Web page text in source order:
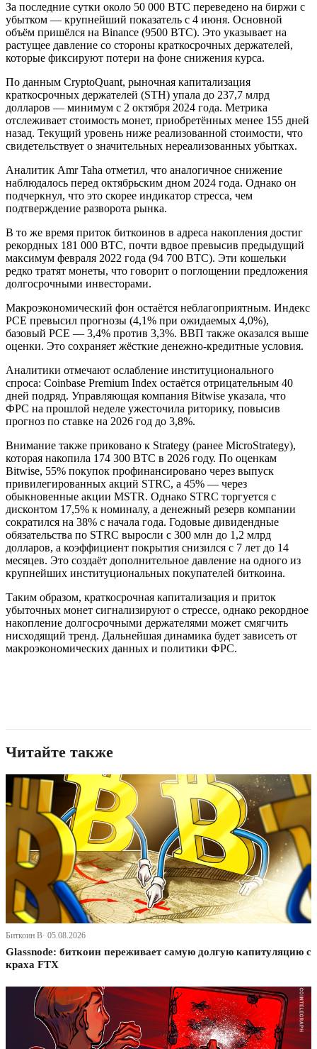
За последние сутки около 50 000 BTC переведено на биржи с
убытком — крупнейший показатель с 4 июня. Основной
объём пришёлся на Binance (9500 BTC). Это указывает на
растущее давление со стороны краткосрочных держателей,
которые фиксируют потери на фоне снижения курса.
По данным CryptoQuant, рыночная капитализация
краткосрочных держателей (STH) упала до 237,7 млрд
долларов — минимум с 2 октября 2024 года. Метрика
отслеживает стоимость монет, приобретённых менее 155 дней
назад. Текущий уровень ниже реализованной стоимости, что
свидетельствует о значительных нереализованных убытках.
Аналитик Amr Taha отметил, что аналогичное снижение
наблюдалось перед октябрьским дном 2024 года. Однако он
подчеркнул, что это скорее индикатор стресса, чем
подтверждение разворота рынка.
В то же время приток биткоинов в адреса накопления достиг
рекордных 181 000 BTC, почти вдвое превысив предыдущий
максимум февраля 2022 года (94 700 BTC). Эти кошельки
редко тратят монеты, что говорит о поглощении предложения
долгосрочными инвесторами.
Макроэкономический фон остаётся неблагоприятным. Индекс
PCE превысил прогнозы (4,1% при ожидаемых 4,0%),
базовый PCE — 3,4% против 3,3%. ВВП также оказался выше
оценки. Это сохраняет жёсткие денежно-кредитные условия.
Аналитики отмечают ослабление институционального
спроса: Coinbase Premium Index остаётся отрицательным 40
дней подряд. Управляющая компания Bitwise указала, что
ФРС на прошлой неделе ужесточила риторику, повысив
прогноз по ставке на 2026 год до 3,8%.
Внимание также приковано к Strategy (ранее MicroStrategy),
которая накопила 174 300 BTC в 2026 году. По оценкам
Bitwise, 55% покупок профинансировано через выпуск
привилегированных акций STRC, а 45% — через
обыкновенные акции MSTR. Однако STRC торгуется с
дисконтом 17,5% к номиналу, а денежный резерв компании
сократился на 38% с начала года. Годовые дивидендные
обязательства по STRC выросли с 300 млн до 1,2 млрд
долларов, а коэффициент покрытия снизился с 7 лет до 14
месяцев. Это создаёт дополнительное давление на одного из
крупнейших институциональных покупателей биткоина.
Таким образом, краткосрочная капитализация и приток
убыточных монет сигнализируют о стрессе, однако рекордное
накопление долгосрочными держателями может смягчить
нисходящий тренд. Дальнейшая динамика будет зависеть от
макроэкономических данных и политики ФРС.
Читайте также
Биткоин В· 05.08.2026
Glassnode: биткоин переживает самую долгую капитуляцию с
краха FTX